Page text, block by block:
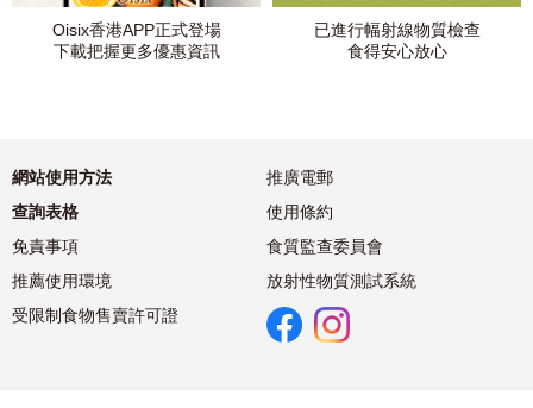
Oisix香港APP正式登場
下載把握更多優惠資訊
已進行幅射線物質檢查
食得安心放心
網站使用方法
推廣電郵
查詢表格
使用條約
免責事項
食質監查委員會
推薦使用環境
放射性物質測試系統
受限制食物售賣許可證